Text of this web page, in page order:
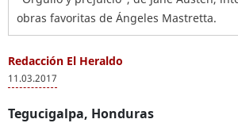
obras favoritas de Ángeles Mastretta.
Redacción El Heraldo
11.03.2017
Tegucigalpa, Honduras